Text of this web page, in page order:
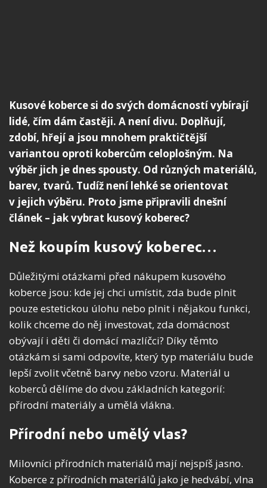
Kusové koberce si do svých domácností vybírají
lidé, čím dám častěji. A není divu. Doplňují,
zdobí, hřejí a jsou mnohem praktičtější
variantou oproti kobercům celoplošným. Na
výběr jich je dnes spousty. Od různých materiálů,
barev, tvarů. Tudíž není lehké se orientovat
v jejich výběru. Proto jsme připravili dnešní
článek – jak vybrat kusový koberec?
Než koupím kusový koberec…
Důležitými otázkami před nákupem kusového
koberce jsou: kde jej chci umístit, zda bude plnit
pouze estetickou úlohu nebo plnit i nějakou funkci,
kolik chceme do něj investovat, zda domácnost
obývají i děti či domácí mazlíčci? Díky těmto
otázkám si sami odpovíte, který typ materiálu bude
lepší zvolit včetně barvy nebo vzoru. Materiál u
koberců dělíme do dvou základních kategorií:
přírodní materiály a umělá vlákna.
Přírodní nebo umělý vlas?
Milovníci přírodních materiálů mají nejspíš jasno.
Koberce z přírodních materiálů jako je hedvábí, vlna